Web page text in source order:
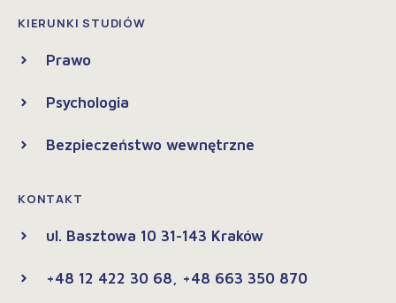
KIERUNKI STUDIÓW
Prawo
Psychologia
Bezpieczeństwo wewnętrzne
KONTAKT
ul. Basztowa 10 31-143 Kraków
+48 12 422 30 68, +48 663 350 870